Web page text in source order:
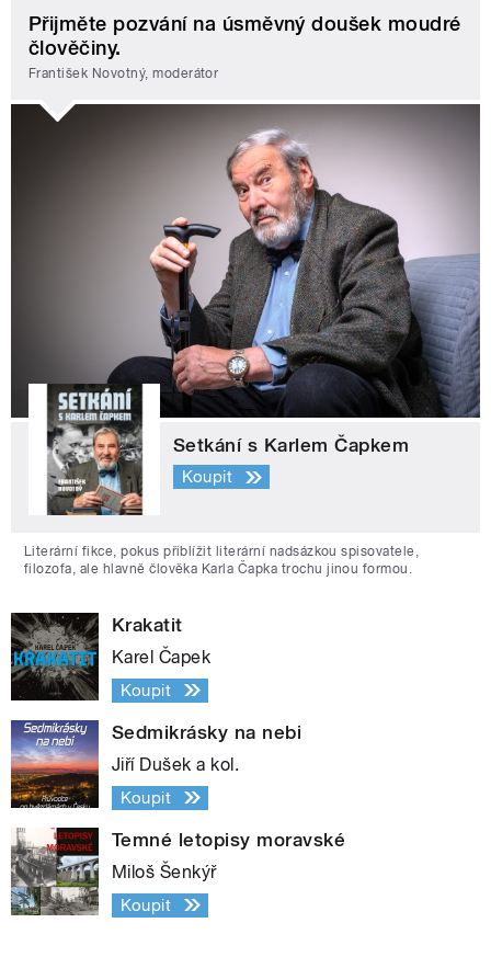
Přijměte pozvání na úsměvný doušek moudré
člověčiny.
František Novotný, moderátor
Setkání s Karlem Čapkem
Koupit
Literární fikce, pokus přiblížit literární nadsázkou spisovatele,
filozofa, ale hlavně člověka Karla Čapka trochu jinou formou.
Krakatit
Karel Čapek
Koupit
Sedmikrásky na nebi
Jiří Dušek a kol.
Koupit
Temné letopisy moravské
Miloš Šenkýř
Koupit